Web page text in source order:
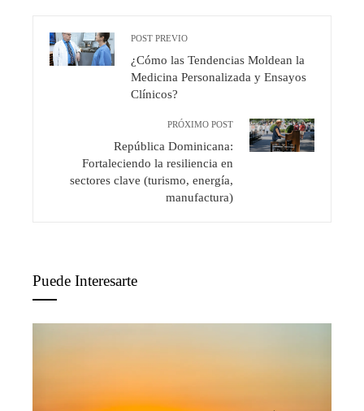
POST PREVIO
¿Cómo las Tendencias Moldean la
Medicina Personalizada y Ensayos
Clínicos?
PRÓXIMO POST
República Dominicana:
Fortaleciendo la resiliencia en
sectores clave (turismo, energía,
manufactura)
Puede Interesarte